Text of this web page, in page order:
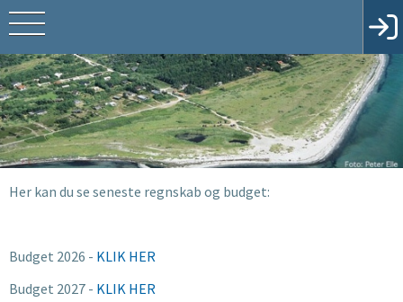
Her kan du se seneste regnskab og budget:
Budget 2026 - KLIK HER
Budget 2027 - KLIK HER